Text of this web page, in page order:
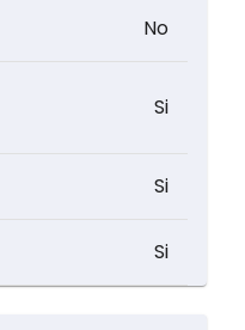
No
Si
Si
Si